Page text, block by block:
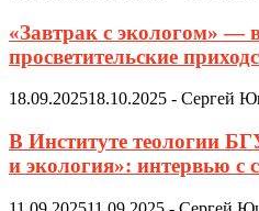
«Завтрак с экологом» —
просветительские
18.09.202518.10.2025 - Сергей
В Институте теологии
и экология»: интервью с